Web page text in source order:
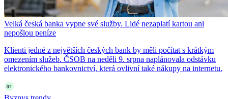
Velká česká banka vypne své služby. Lidé nezaplatí kartou ani
nepošlou peníze
Klienti jedné z největších českých bank by měli počítat s krátkým
omezením služeb. ČSOB na neděli 9. srpna naplánovala odstávku
elektronického bankovnictví, která ovlivní také nákupy na internetu.